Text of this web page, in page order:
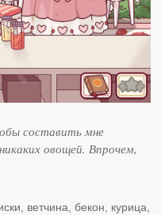
составить мне
овощей. Впрочем,
ветчина, бекон, курица,